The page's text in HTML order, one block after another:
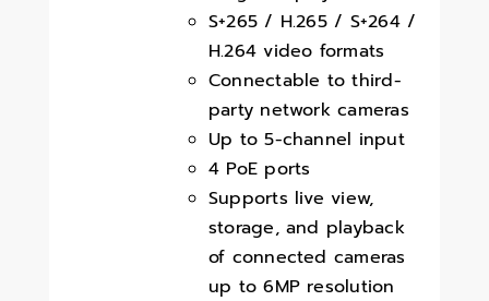
S+265 / H.265 / S+264 /
H.264 video formats
Connectable to third-
party network cameras
Up to 5-channel input
4 PoE ports
Supports live view,
storage, and playback
of connected cameras
up to 6MP resolution